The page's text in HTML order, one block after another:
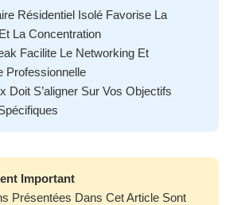
Résidentiel Isolé Favorise La
La Concentration
Facilite Le Networking Et
Professionnelle
Doit S’aligner Sur Vos Objectifs
Important
Présentées Dans Cet Article Sont